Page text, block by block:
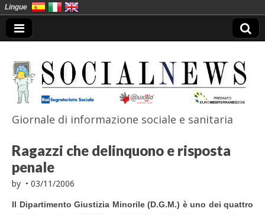
SocialNews
Giornale di informazione sociale e sanitaria
Ragazzi che delinquono e risposta
penale
by • 03/11/2006
Il Dipartimento Giustizia Minorile (D.G.M.) è uno dei quattro
Lingue